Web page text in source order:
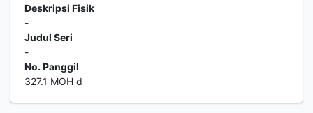
Deskripsi Fisik
-
Judul Seri
-
No. Panggil
327.1 MOH d